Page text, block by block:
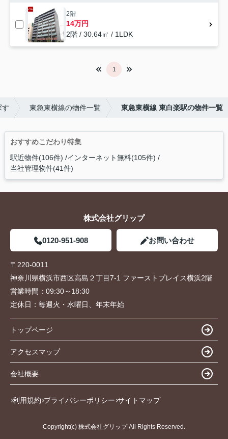
2階
14万円
2階 / 30.64㎡ / 1LDK
1
す 東急東横線の物件一覧 東急東横線 東白楽駅の物件一覧
おすすめこだわり特集
駅近物件(106件) インターネット無料(105件)
当社管理物件(41件)
株式会社グリップ
0120-951-908 お問い合わせ
〒220-0011
神奈川県横浜市西区高島２丁目7-1 ファーストプレイス横浜2階
営業時間： 09:30～18:30
定休日： 毎週火・水曜日、年末年始
トップページ
アクセスマップ
会社概要
利用規約 プライバシーポリシー サイトマップ
Copyright(c) 株式会社グリップ All Rights Reserved.